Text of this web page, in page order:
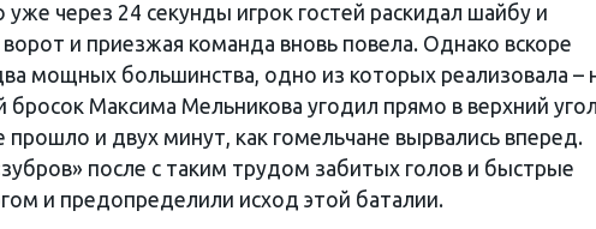
через 24 секунды игрок гостей раскидал шайбу и
и приезжая команда вновь повела. Однако вскоре
мощных большинства, одно из которых реализовала –
бросок Максима Мельникова угодил прямо в верхний
прошло и двух минут, как гомельчане вырвались вперед.
после с таким трудом забитых голов и быстрые
и предопределили исход этой баталии.